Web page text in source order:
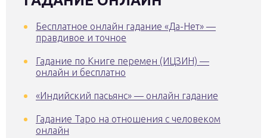
Бесплатное онлайн гадание «Да-Нет» —
правдивое и точное
Гадание по Книге перемен (ИЦЗИН) —
онлайн и бесплатно
«Индийский пасьянс» — онлайн гадание
Гадание Таро на отношения с человеком
онлайн